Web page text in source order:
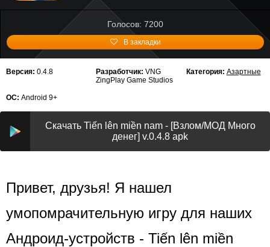
Голосов: 7200
В закладки
Версия: 0.4.8 Разработчик: VNG
ZingPlay Game Studios
Категория: Азартные
ОС: Android 9+
Скачать Tiến lên miền nam - [Взлом/МОД Много
денег] v.0.4.8 apk
Привет, друзья! Я нашел
умопомрачительную игру для наших
Андроид-устройств - Tiến lên miền